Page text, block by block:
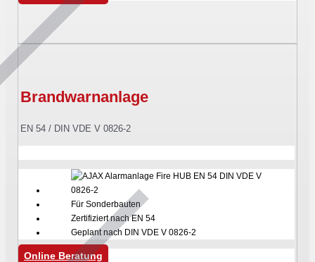
Brandwarnanlage
EN 54 / DIN VDE V 0826-2
Für Sonderbauten
Zertifiziert nach EN 54
Geplant nach DIN VDE V 0826-2
Online Beratung